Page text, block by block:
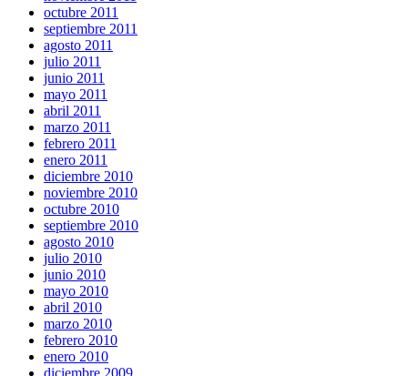
octubre 2011
septiembre 2011
agosto 2011
julio 2011
junio 2011
mayo 2011
abril 2011
marzo 2011
febrero 2011
enero 2011
diciembre 2010
noviembre 2010
octubre 2010
septiembre 2010
agosto 2010
julio 2010
junio 2010
mayo 2010
abril 2010
marzo 2010
febrero 2010
enero 2010
diciembre 2009